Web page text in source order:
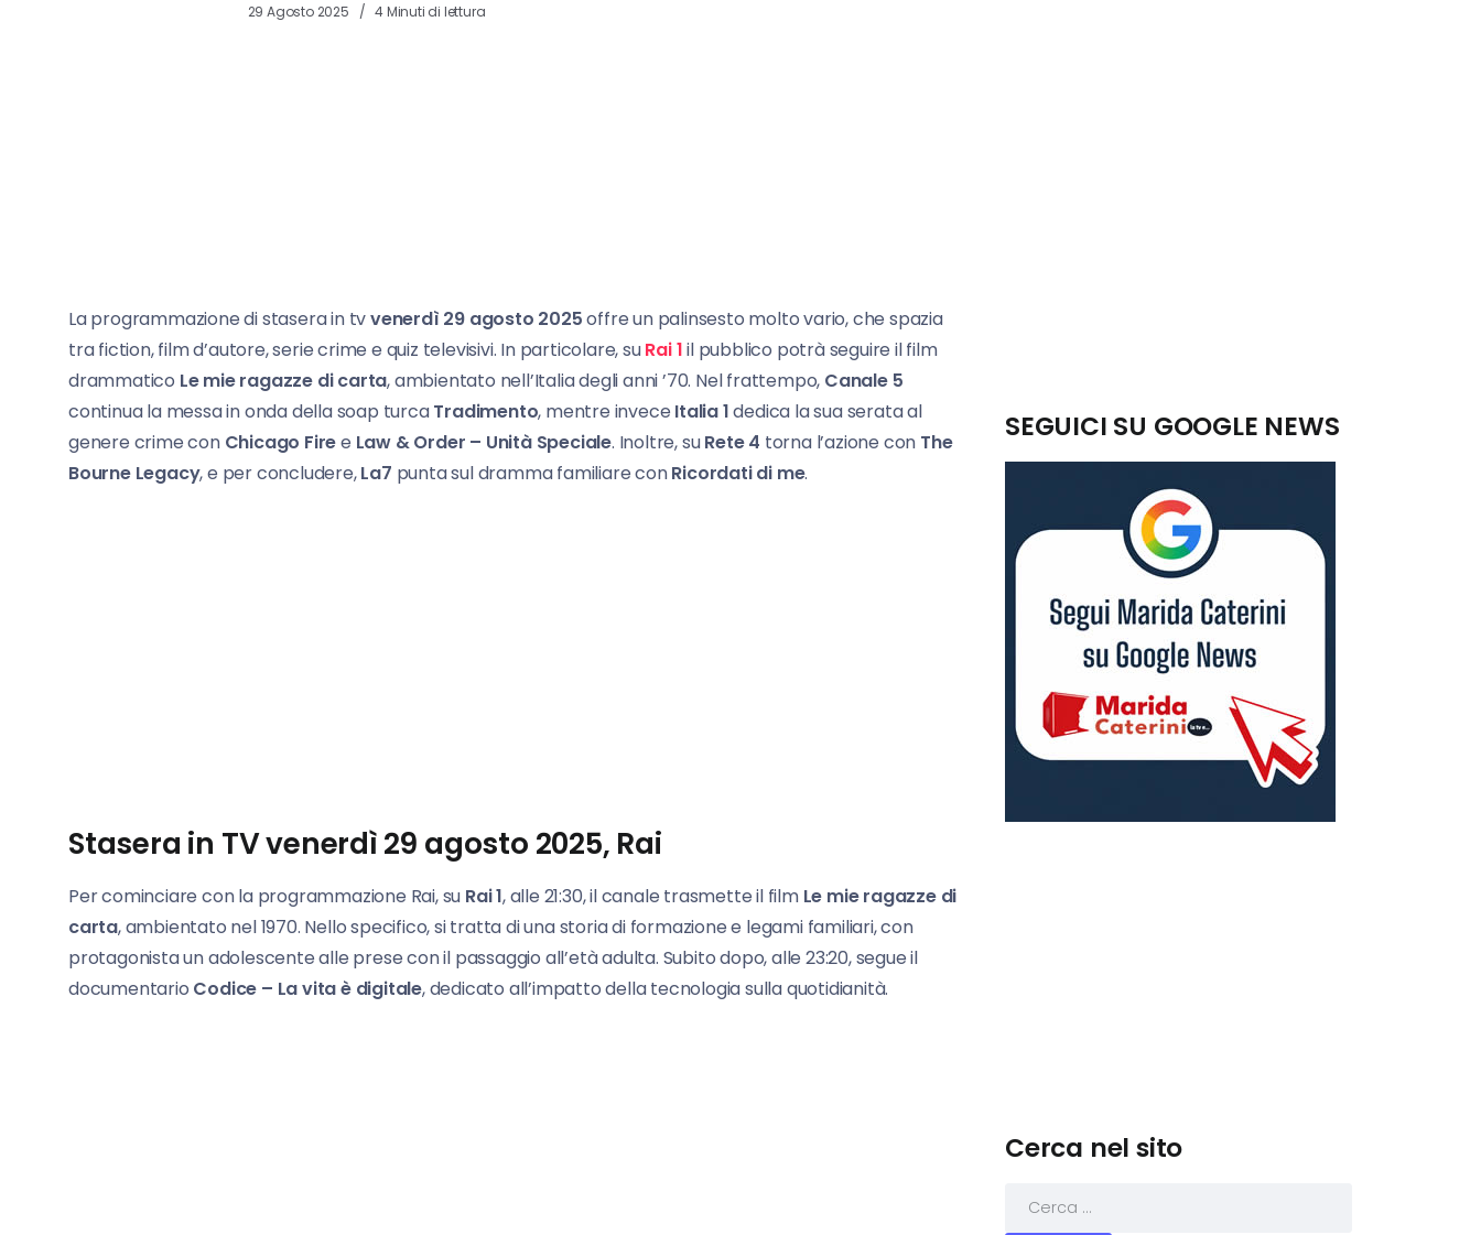
29 Agosto 2025 4 Minuti di lettura
La programmazione di stasera in tvvenerdì 29 agosto 2025offre un palinsesto molto vario, che spazia
tra fiction, film d’autore, serie crime e quiz televisivi. In particolare, suRai 1il pubblico potrà seguire il film
drammatico Le mie ragazze di carta, ambientato nell’Italia degli anni ’70. Nel frattempo, Canale 5
continua la messa in onda della soap turcaTradimento, mentre invece Italia 1dedica la sua serata al
genere crime con Chicago Firee Law & Order – Unità Speciale. Inoltre, suRete 4 torna l’azione con The
Bourne Legacy, e per concludere,La7 punta sul dramma familiare conRicordati di me.
Stasera in TV venerdì 29 agosto 2025, Rai
Per cominciare con la programmazione Rai, su Rai 1, alle 21:30, il canale trasmette il film Le mie ragazze di
carta, ambientato nel 1970. Nello specifico, si tratta di una storia di formazione e legami familiari, con
protagonista un adolescente alle prese con il passaggio all’età adulta. Subito dopo, alle 23:20, segue il
documentario Codice – La vita è digitale, dedicato all’impatto della tecnologia sulla quotidianità.
SEGUICI SU GOOGLE NEWS
Cerca nel sito